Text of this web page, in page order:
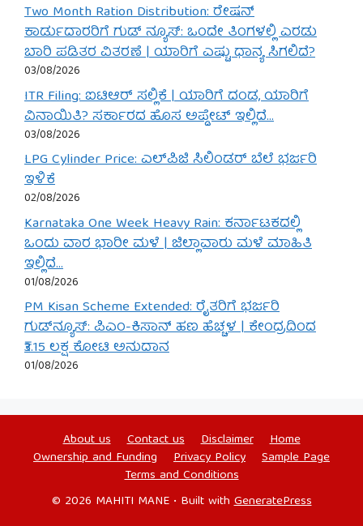
Two Month Ration Distribution: ರೇಷನ್
ಕಾರ್ಡುದಾರರಿಗೆ ಗುಡ್ ನ್ಯೂಸ್: ಒಂದೇ ತಿಂಗಳಲ್ಲಿ ಎರಡು
ಬಾರಿ ಪಡಿತರ ವಿತರಣೆ | ಯಾರಿಗೆ ಎಷ್ಟು ಧಾನ್ಯ ಸಿಗಲಿದೆ?
03/08/2026
ITR Filing: ಐಟಿಆರ್ ಸಲ್ಲಿಕೆ | ಯಾರಿಗೆ ದಂಡ, ಯಾರಿಗೆ
ವಿನಾಯಿತಿ? ಸರ್ಕಾರದ ಹೊಸ ಅಪ್ಡೇಟ್ ಇಲ್ಲಿದೆ…
03/08/2026
LPG Cylinder Price: ಎಲ್‌ಪಿಜಿ ಸಿಲಿಂಡರ್ ಬೆಲೆ ಭರ್ಜರಿ
ಇಳಿಕೆ
02/08/2026
Karnataka One Week Heavy Rain: ಕರ್ನಾಟಕದಲ್ಲಿ
ಒಂದು ವಾರ ಭಾರೀ ಮಳೆ | ಜಿಲ್ಲಾವಾರು ಮಳೆ ಮಾಹಿತಿ
ಇಲ್ಲಿದೆ…
01/08/2026
PM Kisan Scheme Extended: ರೈತರಿಗೆ ಭರ್ಜರಿ
ಗುಡ್‌ನ್ಯೂಸ್: ಪಿಎಂ-ಕಿಸಾನ್ ಹಣ ಹೆಚ್ಚಳ | ಕೇಂದ್ರದಿಂದ
₹3.15 ಲಕ್ಷ ಕೋಟಿ ಅನುದಾನ
01/08/2026
About us Contact us Disclaimer
Home
Ownership and Funding
Privacy Policy
Sample Page
Terms and Conditions
© 2026 MAHITI MANE• Built withGeneratePress